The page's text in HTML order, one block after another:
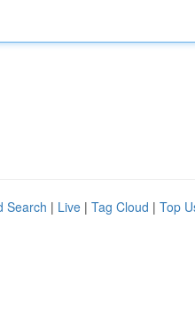
Search | Live | Tag Cloud | Top